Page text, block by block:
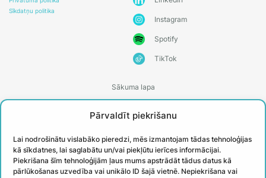
Pārvaldīt piekrišanu
Lai nodrošinātu vislabāko pieredzi, mēs izmantojam tādas tehnoloģijas
kā sīkdatnes, lai saglabātu un/vai piekļūtu ierīces informācijai.
Piekrišana šīm tehnoloģijām ļaus mums apstrādāt tādus datus kā
pārlūkošanas uzvedība vai unikālo ID šajā vietnē. Nepiekrišana vai
Sīkdatņu politika
Instagram
Spotify
TikTok
Sākuma lapa
Kontakti
Biežāk uzdotie jautājumi